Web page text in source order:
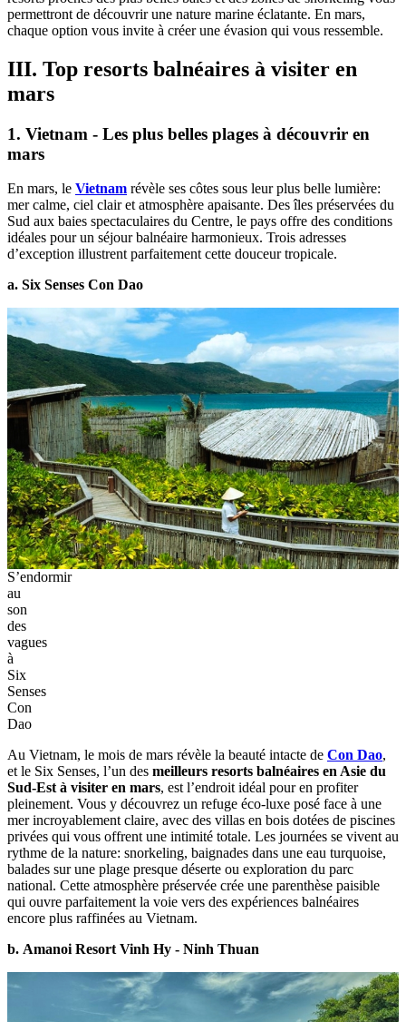
permettront de découvrir une nature marine éclatante. En mars,
chaque option vous invite à créer une évasion qui vous ressemble.
III. Top resorts balnéaires à visiter en
mars
1. Vietnam - Les plus belles plages à découvrir en
mars
En mars, le Vietnam révèle ses côtes sous leur plus belle lumière:
mer calme, ciel clair et atmosphère apaisante. Des îles préservées du
Sud aux baies spectaculaires du Centre, le pays offre des conditions
idéales pour un séjour balnéaire harmonieux. Trois adresses
d’exception illustrent parfaitement cette douceur tropicale.
a. Six Senses Con Dao
S’endormir
au
son
des
vagues
à
Six
Senses
Con
Dao
Au Vietnam, le mois de mars révèle la beauté intacte de Con Dao,
et le Six Senses, l’un des meilleurs resorts balnéaires en Asie du
Sud-Est à visiter en mars, est l’endroit idéal pour en profiter
pleinement. Vous y découvrez un refuge éco-luxe posé face à une
mer incroyablement claire, avec des villas en bois dotées de piscines
privées qui vous offrent une intimité totale. Les journées se vivent au
rythme de la nature: snorkeling, baignades dans une eau turquoise,
balades sur une plage presque déserte ou exploration du parc
national. Cette atmosphère préservée crée une parenthèse paisible
qui ouvre parfaitement la voie vers des expériences balnéaires
encore plus raffinées au Vietnam.
b. Amanoi Resort Vinh Hy - Ninh Thuan